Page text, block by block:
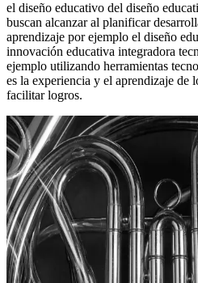
el diseño educativo del diseño
buscan alcanzar al planificar
aprendizaje por ejemplo el diseño
innovación educativa integradora
ejemplo utilizando herramientas
es la experiencia y el aprendizaje de
facilitar logros.